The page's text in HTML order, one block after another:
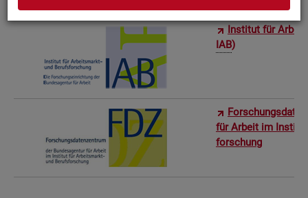
In­sti­tut für
IAB)
für Ar­beit im
for­schung